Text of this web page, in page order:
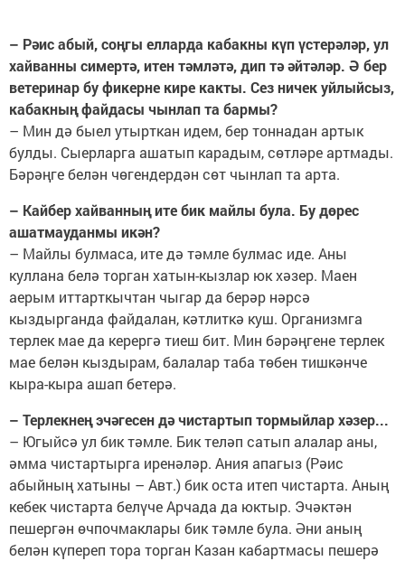
– Рәис абый, соңгы елларда кабакны күп үстерәләр, ул
хайванны симертә, итен тәмләтә, дип тә әйтәләр. Ә бер
ветеринар бу фикерне кире какты. Сез ничек уйлыйсыз,
кабакның файдасы чынлап та бармы?
– Мин дә быел утырткан идем, бер тоннадан артык
булды. Сыерларга ашатып карадым, сөтләре артмады.
Бәрәңге белән чөгендердән сөт чынлап та арта.
– Кайбер хайванның ите бик майлы була. Бу дөрес
ашатмауданмы икән?
– Майлы булмаса, ите дә тәмле булмас иде. Аны
куллана белә торган хатын-кызлар юк хәзер. Маен
аерым иттарткычтан чыгар да берәр нәрсә
кыздырганда файдалан, кәтлиткә куш. Организмга
терлек мае да керергә тиеш бит. Мин бәрәңгене терлек
мае белән кыздырам, балалар таба төбен тишкәнче
кыра-кыра ашап бетерә.
– Терлекнең эчәгесен дә чистартып тормыйлар хәзер...
– Югыйсә ул бик тәмле. Бик теләп сатып алалар аны,
әмма чистартырга иренәләр. Ания апагыз (Рәис
абыйның хатыны – Авт.) бик оста итеп чистарта. Аның
кебек чистарта белүче Арчада да юктыр. Эчәктән
пешергән өчпочмаклары бик тәмле була. Әни аның
белән күпереп тора торган Казан кабартмасы пешерә